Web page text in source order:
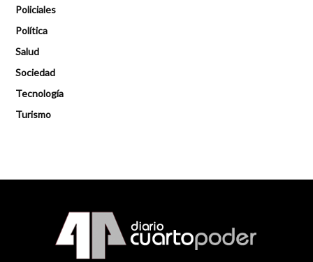
Policiales
Política
Salud
Sociedad
Tecnología
Turismo